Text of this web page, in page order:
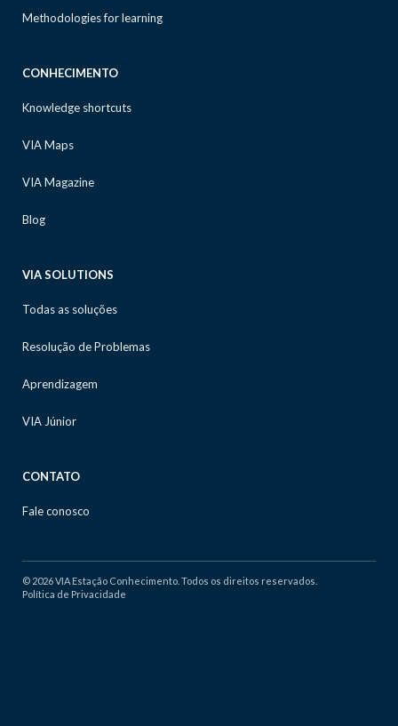
Methodologies for learning
CONHECIMENTO
Knowledge shortcuts
VIA Maps
VIA Magazine
Blog
VIA SOLUTIONS
Todas as soluções
Resolução de Problemas
Aprendizagem
VIA Júnior
CONTATO
Fale conosco
© 2026 VIA Estação Conhecimento. Todos os direitos reservados.
Política de Privacidade